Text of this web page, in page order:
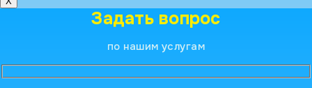
Задать вопрос
по нашим услугам